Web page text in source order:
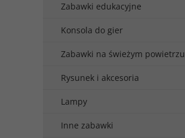
Zabawki edukacyjne
Konsola do gier
Zabawki na świeżym powietrzu
Rysunek i akcesoria
Lampy
Inne zabawki